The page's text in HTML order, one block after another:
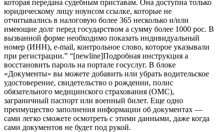
которая передана судебным приставам. Она доступна только
юридическому лицу ноунсом ссылке, которые не
отчитывались в налоговую более 365 несколько и/или
имеющие долг перед государством а сумму более 1000 рос. В
вызванной форме необходимо показать индивидуальный
номер (ИНН), e-mail, контрольное слово, которое указывали
при регистрации.” “[newline]Подробная инструкция а
восстановить пароль на портале госуслуг. В блоке
«Документы» вы можете добавить или убрать водительское
удостоверение, свидетельство о рождении, полис
обязательного медицинского страхования (ОМС),
заграничный паспорт или военный билет. Еще одно
преимущество заполнения информации об документах —
сами легко сможете осмотреть с этими данными, даже когда
сами документов не будет под рукой.